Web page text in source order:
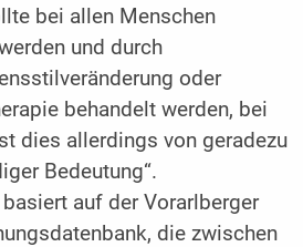
bei allen Menschen
und durch
oder
behandelt werden, bei
dies allerdings von geradezu
Bedeutung“.
auf der Vorarlberger
die zwischen